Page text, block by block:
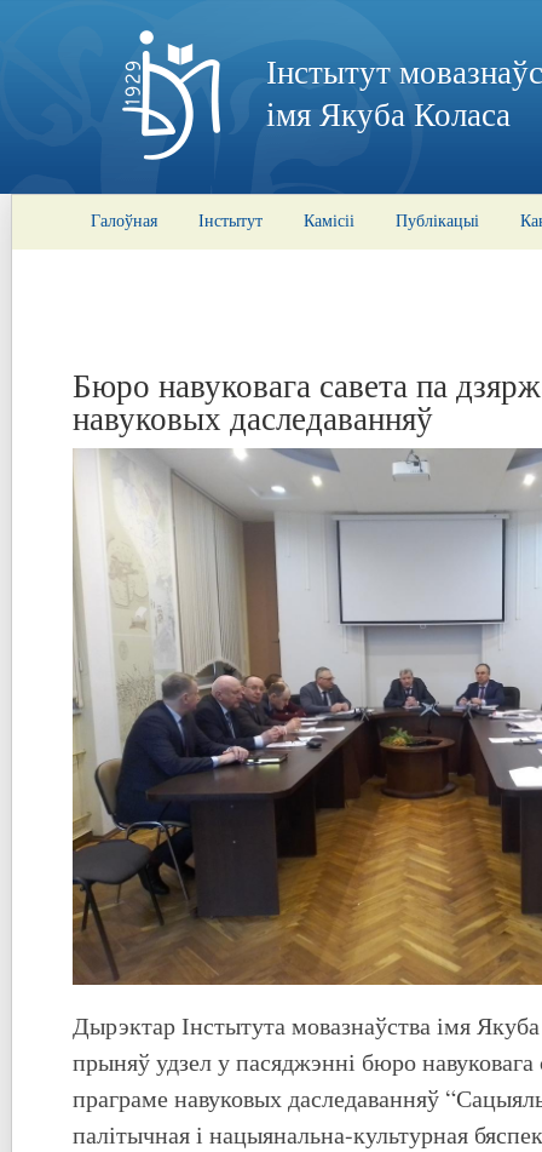
Інстытут
імя Якуба Коласа
Галоўная Інстытут Камісіі Публікацыі
Бюро навуковага савета па
навуковых даследаванняў
Дырэктар Інстытута мовазнаўства імя
прыняў удзел у пасяджэнні бюро
праграме навуковых даследаванняў
палітычная і нацыянальна-культурная